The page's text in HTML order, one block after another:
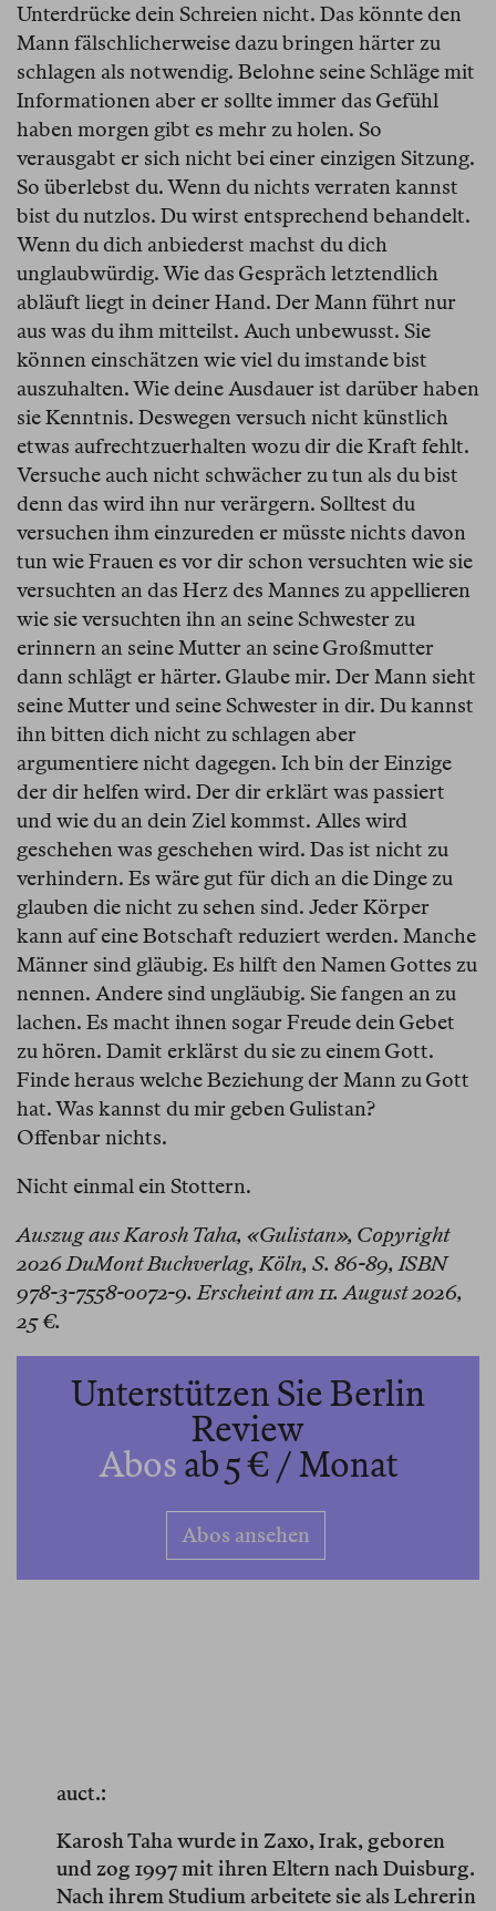
Unterdrücke dein Schreien nicht. Das könnte den
Mann fälschlicherweise dazu bringen härter zu
schlagen als notwendig. Belohne seine Schläge mit
Informationen aber er sollte immer das Gefühl
haben morgen gibt es mehr zu holen. So
verausgabt er sich nicht bei einer einzigen Sitzung.
So überlebst du. Wenn du nichts verraten kannst
bist du nutzlos. Du wirst entsprechend behandelt.
Wenn du dich anbiederst machst du dich
unglaubwürdig. Wie das Gespräch letztendlich
abläuft liegt in deiner Hand. Der Mann führt nur
aus was du ihm mitteilst. Auch unbewusst. Sie
können einschätzen wie viel du imstande bist
auszuhalten. Wie deine Ausdauer ist darüber haben
sie Kenntnis. Deswegen versuch nicht künstlich
etwas aufrechtzuerhalten wozu dir die Kraft fehlt.
Versuche auch nicht schwächer zu tun als du bist
denn das wird ihn nur verärgern. Solltest du
versuchen ihm einzureden er müsste nichts davon
tun wie Frauen es vor dir schon versuchten wie sie
versuchten an das Herz des Mannes zu appellieren
wie sie versuchten ihn an seine Schwester zu
erinnern an seine Mutter an seine Großmutter
dann schlägt er härter. Glaube mir. Der Mann sieht
seine Mutter und seine Schwester in dir. Du kannst
ihn bitten dich nicht zu schlagen aber
argumentiere nicht dagegen. Ich bin der Einzige
der dir helfen wird. Der dir erklärt was passiert
und wie du an dein Ziel kommst. Alles wird
geschehen was geschehen wird. Das ist nicht zu
verhindern. Es wäre gut für dich an die Dinge zu
glauben die nicht zu sehen sind. Jeder Körper
kann auf eine Botschaft reduziert werden. Manche
Männer sind gläubig. Es hilft den Namen Gottes zu
nennen. Andere sind ungläubig. Sie fangen an zu
lachen. Es macht ihnen sogar Freude dein Gebet
zu hören. Damit erklärst du sie zu einem Gott.
Finde heraus welche Beziehung der Mann zu Gott
hat. Was kannst du mir geben Gulistan?
Offenbar nichts.
Nicht einmal ein Stottern.
Auszug aus Karosh Taha, «Gulistan», Copyright
2026 DuMont Buchverlag, Köln, S. 86-89, ISBN
978-3-7558-0072-9. Erscheint am 11. August 2026,
25 €.
Unterstützen Sie Berlin
Review
Abos ab 5 € / Monat
Abos ansehen
auct.:
Karosh Taha wurde in Zaxo, Irak, geboren
und zog 1997 mit ihren Eltern nach Duisburg.
Nach ihrem Studium arbeitete sie als Lehrerin